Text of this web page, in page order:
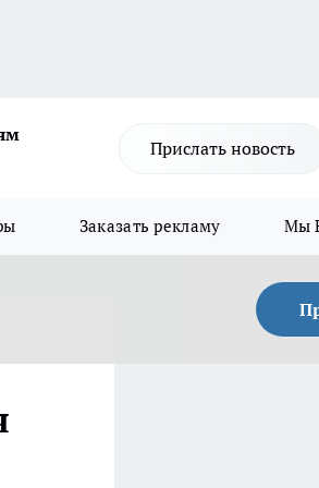
Прислать новость
Заказать рекламу Мы